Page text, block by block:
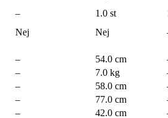
– 1.0 st
Nej Nej
– 54.0 cm
– 7.0 kg
– 58.0 cm
– 77.0 cm
– 42.0 cm